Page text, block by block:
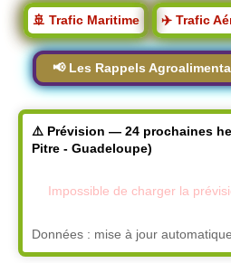
🚢 Trafic Maritime ✈️ Trafic
📢 Les Rappels
⚠️ Prévision — 24 prochaines
Pitre - Guadeloupe)
Impossible de charger la
Données : mise à jour